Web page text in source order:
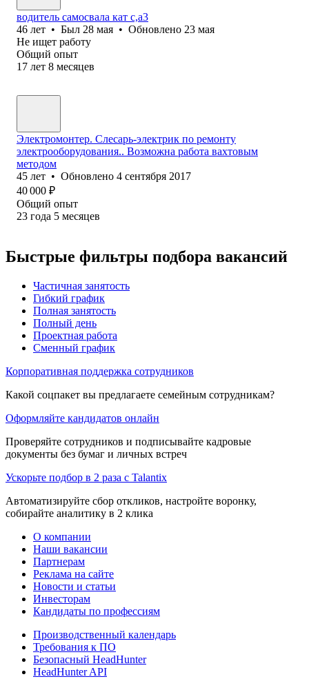
водитель самосвала кат с,а3
46 лет • Был 28 мая • Обновлено 23 мая
Не ищет работу
Общий опыт
17 лет 8 месяцев
Электромонтер. Слесарь-электрик по ремонту
электрооборудования.. Возможна работа вахтовым
методом
45 лет • Обновлено 4 сентября 2017
40 000 ₽
Общий опыт
23 года 5 месяцев
Быстрые фильтры подбора вакансий
Частичная занятость
Гибкий график
Полная занятость
Полный день
Проектная работа
Сменный график
Корпоративная поддержка сотрудников
Какой соцпакет вы предлагаете семейным сотрудникам?
Оформляйте кандидатов онлайн
Проверяйте сотрудников и подписывайте кадровые
документы без бумаг и личных встреч
Ускорьте подбор в 2 раза с Talantix
Автоматизируйте сбор откликов, настройте воронку,
собирайте аналитику в 2 клика
О компании
Наши вакансии
Партнерам
Реклама на сайте
Новости и статьи
Инвесторам
Кандидаты по профессиям
Производственный календарь
Требования к ПО
Безопасный HeadHunter
HeadHunter API